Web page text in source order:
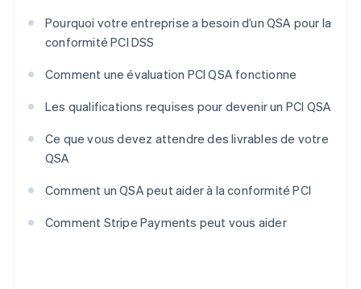
Pourquoi votre entreprise a besoin d’un QSA pour la
conformité PCI DSS
Comment une évaluation PCI QSA fonctionne
Les qualifications requises pour devenir un PCI QSA
Ce que vous devez attendre des livrables de votre
QSA
Comment un QSA peut aider à la conformité PCI
Comment Stripe Payments peut vous aider